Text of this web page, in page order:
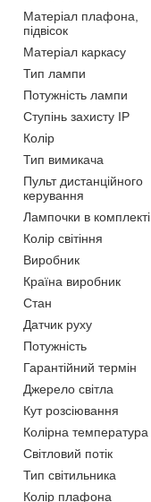
Матеріал плафона,
підвісок
Матеріал каркасу
Тип лампи
Потужність лампи
Ступінь захисту IP
Колір
Тип вимикача
Пульт дистанційного
керування
Лампочки в комплекті
Колір світіння
Виробник
Країна виробник
Стан
Датчик руху
Потужність
Гарантійний термін
Джерело світла
Кут розсіювання
Колірна температура
Світловий потік
Тип світильника
Колір плафона